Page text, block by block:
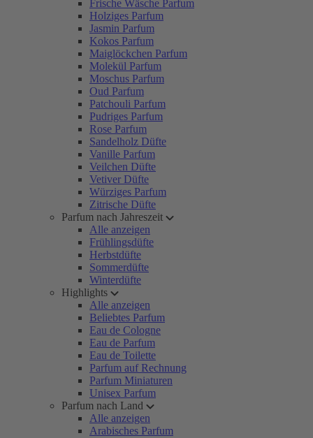
Frische Wäsche Parfum
Holziges Parfum
Jasmin Parfum
Kokos Parfum
Maiglöckchen Parfum
Molekül Parfum
Moschus Parfum
Oud Parfum
Patchouli Parfum
Pudriges Parfum
Rose Parfum
Sandelholz Düfte
Vanille Parfum
Veilchen Düfte
Vetiver Düfte
Würziges Parfum
Zitrische Düfte
Parfum nach Jahreszeit
Alle anzeigen
Frühlingsdüfte
Herbstdüfte
Sommerdüfte
Winterdüfte
Highlights
Alle anzeigen
Beliebtes Parfum
Eau de Cologne
Eau de Parfum
Eau de Toilette
Parfum auf Rechnung
Parfum Miniaturen
Unisex Parfum
Parfum nach Land
Alle anzeigen
Arabisches Parfum